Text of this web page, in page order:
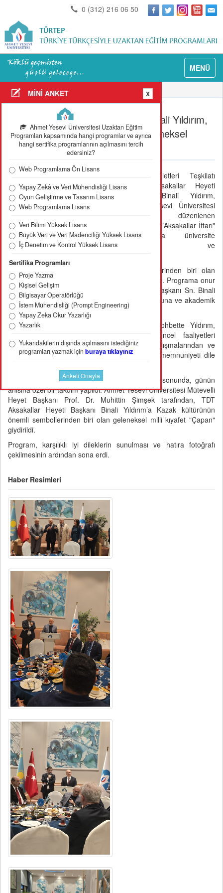
0 (312) 216 06 50
MENÜ
MİNİ ANKET X
Ahmet Yesevi Üniversitesi Uzaktan Eğitim
Programları kapsamında hangi programlar ve ayrıca
hangi sertifika programlarının açılmasını tercih
edersiniz?
Web Programlama Ön Lisans
Yapay Zekâ ve Veri Mühendisliği Lisans
Oyun Geliştirme ve Tasarım Lisans
Web Programlama Lisans
Veri Bilimi Yüksek Lisans
Büyük Veri ve Veri Madenciliği Yüksek Lisans
İç Denetim ve Kontrol Yüksek Lisans
Sertifika Programları
Proje Yazma
Kişisel Gelişim
Bilgisayar Operatörlüğü
İstem Mühendisliği (Prompt Engineering)
Yapay Zeka Okur Yazarlığı
Yazarlık
Yukarıdakilerin dışında açılmasını istediğiniz
programları yazmak için buraya tıklayınız
Anasayfa Güncel Detay
TDT Aksakallar Heyeti Başkanı Binali Yıldırım,
Ahmet Yesevi Üniversitesinin Geleneksel
İftarına Katıldı
Türk Devletleri Teşkilatı
(TDT) Aksakallar Heyeti
Başkanı Binali Yıldırım,
Ahmet Yesevi Üniversitesi
tarafından düzenlenen
geleneksel "Aksakallar İftarı"
programında üniversite
yönetimi ve
Ahmet Yesevi Üniversitesinin köklü geleneklerinden biri olan
Aksakallar İftarı, bu yıl da önemli isimleri ağırladı. Programa onur
konuğu olarak katılan TDT Aksakallar Heyeti Başkanı Sn. Binali
Yıldırım, üniversitenin Türk dünyasındaki misyonuna ve akademik
başarılarına dikkat çekti.
İftar programı kapsamında gerçekleştirilen sohbette Yıldırım,
Ahmet Yesevi Üniversitesinin yürüttüğü güncel faaliyetleri
yakından takip ettiğini belirterek, kurumun çalışmalarından ve
Türk dünyasına sağladığı katkılardan duyduğu memnuniyeti dile
Samimi bir atmosferde gerçekleşen programın sonunda, günün
anısına özel bir takdim yapıldı. Ahmet Yesevi Üniversitesi Mütevelli
Heyet Başkanı Prof. Dr. Muhittin Şimşek tarafından, TDT
Aksakallar Heyeti Başkanı Binali Yıldırım’a Kazak kültürünün
önemli sembollerinden biri olan geleneksel milli kıyafet "Çapan"
giydirildi.
Program, karşılıklı iyi dileklerin sunulması ve hatıra fotoğrafı
çekilmesinin ardından sona erdi.
Haber Resimleri